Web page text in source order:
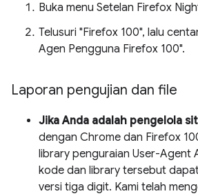
Buka menu Setelan Firefox
Telusuri "Firefox 100", lalu
Agen Pengguna Firefox 100".
Laporan pengujian dan file
Jika Anda adalah pengelola
dengan Chrome dan Firefox
library penguraian User-Agent
kode dan library tersebut
versi tiga digit. Kami telah